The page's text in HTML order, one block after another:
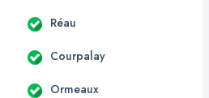
Réau
Courpalay
Ormeaux